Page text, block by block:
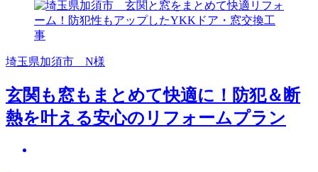
埼玉県加須市 N様
玄関も窓もまとめて快適に！防犯＆断
熱を叶える安心のリフォームプラン